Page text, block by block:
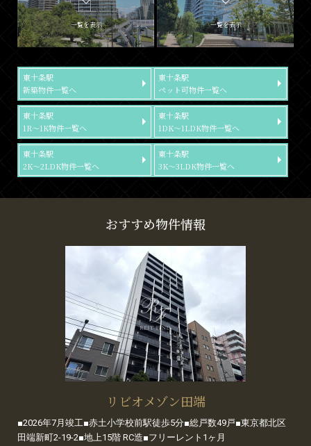
一覧を表示 一覧を表示
東十条駅
新築物件一覧へ
東十条駅
ペット可物件一覧へ
東十条駅
1R～1K物件一覧へ
東十条駅
1DK～1LDK物件一覧へ
東十条駅
2K～2LDK物件一覧へ
東十条駅
3K～3LDK物件一覧へ
おすすめ物件情報
リビオメゾン田端
■2026年7月竣工■赤土小学校前駅徒歩5分■総戸数49戸■東京都北区
田端新町2-19-2■地上15階 RC造■フリーレント1ヶ月